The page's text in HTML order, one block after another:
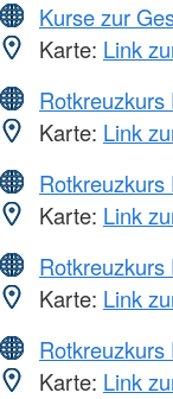
Kurse zur
Karte: Link
Rotkreuzkurs
Karte: Link
Karte: Link
Rotkreuzkurs
Karte: Link
Rotkreuzkurs
Karte: Link